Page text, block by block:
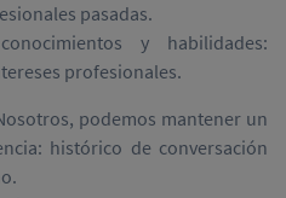
pasadas.
y habilidades:
profesionales.
podemos mantener un
histórico de conversación